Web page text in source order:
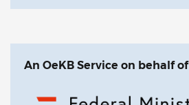
An OeKB Service on behalf of